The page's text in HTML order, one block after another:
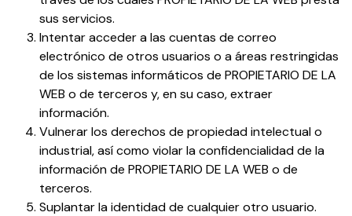
sus servicios.
Intentar acceder a las cuentas de correo
electrónico de otros usuarios o a áreas restringidas
de los sistemas informáticos de PROPIETARIO DE LA
WEB o de terceros y, en su caso, extraer
información.
Vulnerar los derechos de propiedad intelectual o
industrial, así como violar la confidencialidad de la
información de PROPIETARIO DE LA WEB o de
terceros.
Suplantar la identidad de cualquier otro usuario.